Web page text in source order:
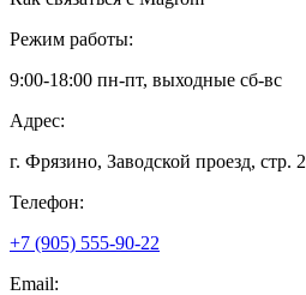
Режим работы:
9:00-18:00 пн-пт, выходные сб-вс
Адрес:
г. Фрязино, Заводской проезд, стр. 2
Телефон:
+7 (905) 555-90-22
Email: